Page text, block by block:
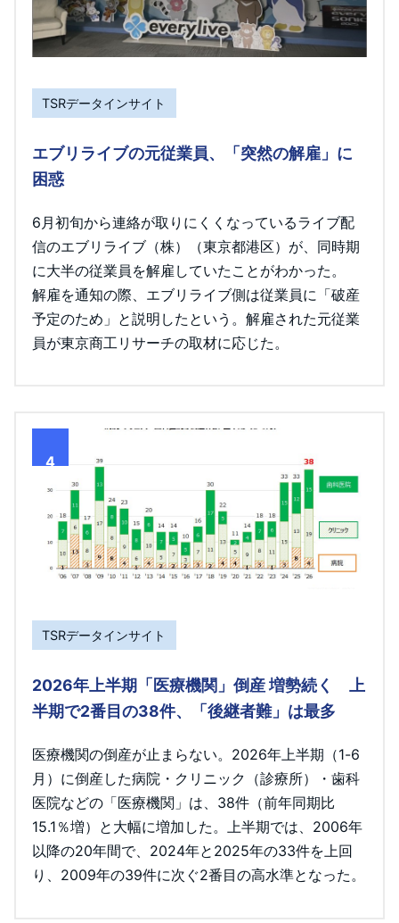
TSRデータインサイト
エブリライブの元従業員、「突然の解雇」に
困惑
6月初旬から連絡が取りにくくなっているライブ配
信のエブリライブ（株）（東京都港区）が、同時期
に大半の従業員を解雇していたことがわかった。
解雇を通知の際、エブリライブ側は従業員に「破産
予定のため」と説明したという。解雇された元従業
員が東京商工リサーチの取材に応じた。
4
TSRデータインサイト
2026年上半期「医療機関」倒産 増勢続く 上
半期で2番目の38件、「後継者難」は最多
医療機関の倒産が止まらない。2026年上半期（1-6
月）に倒産した病院・クリニック（診療所）・歯科
医院などの「医療機関」は、38件（前年同期比
15.1％増）と大幅に増加した。上半期では、2006年
以降の20年間で、2024年と2025年の33件を上回
り、2009年の39件に次ぐ2番目の高水準となった。